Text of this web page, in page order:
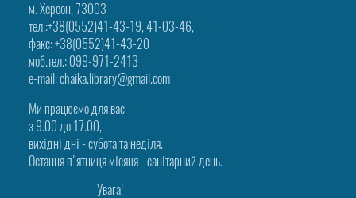
м. Херсон, 73003
тел.:+38(0552)41-43-19, 41-03-46,
факс: +38(0552)41-43-20
моб.тел.: 099-971-2413
e-mail: chaika.library@gmail.com
Ми працюємо для вас
з 9.00 до 17.00,
вихідні дні - субота та неділя.
Остання п'ятниця місяця - санітарний день.
Увага!